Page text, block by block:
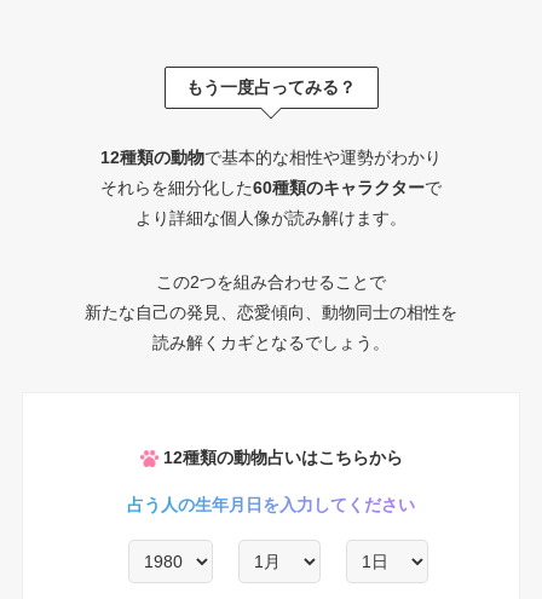
もう一度占ってみる？
12種類の動物で基本的な相性や運勢がわかり
それらを細分化した60種類のキャラクターで
より詳細な個人像が読み解けます。
この2つを組み合わせることで
新たな自己の発見、恋愛傾向、動物同士の相性を
読み解くカギとなるでしょう。
12種類の動物占いはこちらから
占う人の生年月日を入力してください